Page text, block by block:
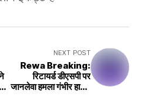
NEXT POST
Rewa Breaking:
रिटायर्ड डीएसपी पर
जानलेवा हमला गंभीर हालत